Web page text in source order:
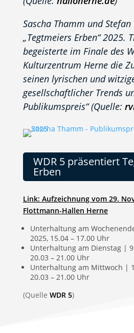
Sascha Thamm und
„Tegtmeiers Erben“ 2025.
begeisterte im Finale des
Kulturzentrum Herne die
seinen lyrischen und
gesellschaftlicher Trends
Publikumspreis“ (Quelle:
WDR 5 präsentiert
Erben
Link: Aufzeichnung vom 29.
Flottmann-Hallen Herne
Unterhaltung am
2025, 15.04 – 17.00 Uhr
Unterhaltung am Dienstag |
20.03 – 21.00 Uhr
Unterhaltung am Mittwoch |
20.03 – 21.00 Uhr
(Quelle WDR 5)